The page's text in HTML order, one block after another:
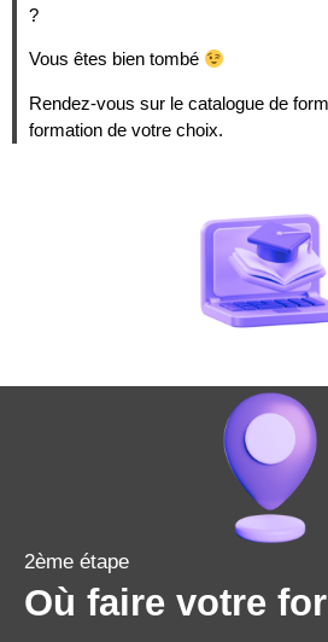
?
Vous êtes bien tombé
Rendez-vous sur le catalogue de
formation de votre choix.
2ème étape
Où faire votre